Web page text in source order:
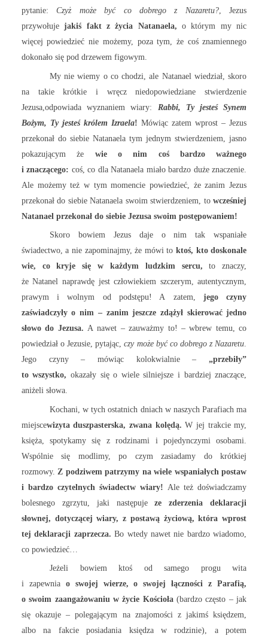
pytanie:Czyż może być co dobrego z Nazaretu?, Jezus
przywołujejakiś fakt z życia Natanaela, o którym my nic
więcej powiedzieć nie możemy, poza tym, że coś znamiennego
dokonało się pod drzewem figowym.
My nie wiemy o co chodzi, ale Natanael wiedział, skoro
na takie krótkie i wręcz niedopowiedziane stwierdzenie
Jezusa,odpowiada wyznaniem wiary: Rabbi, Ty jesteś Synem
Bożym, Ty jesteś królem Izraela! Mówiąc zatem wprost – Jezus
przekonał do siebie Natanaela tym jednym stwierdzeniem, jasno
pokazującym że wie o nim coś bardzo ważnego
i znaczącego: coś, co dla Natanaela miało bardzo duże znaczenie.
Ale możemy też w tym momencie powiedzieć, że zanim Jezus
przekonał do siebie Natanaela swoim stwierdzeniem, towcześniej
Natanael przekonał do siebie Jezusa swoim postępowaniem!
Skoro bowiem Jezus daje o nim tak wspaniałe
świadectwo, a nie zapominajmy, że mówi to ktoś, kto doskonale
wie, co kryje się w każdym ludzkim sercu, to znaczy,
że Natanel naprawdę jest człowiekiem szczerym, autentycznym,
prawym i wolnym od podstępu! A zatem, jego czyny
zaświadczyły o nim – zanim jeszcze zdążył skierować jedno
słowo do Jezusa. A nawet – zauważmy to! – wbrew temu, co
powiedział o Jezusie, pytając,czy może być co dobrego z Nazaretu.
Jego czyny – mówiąc kolokwialnie – „przebiły”
to wszystko, okazały się o wiele silniejsze i bardziej znaczące,
aniżeli słowa.
Kochani, w tych ostatnich dniach w naszych Parafiach ma
miejscewizyta duszpasterska, zwana kolędą. W jej trakcie my,
księża, spotykamy się z rodzinami i pojedynczymi osobami.
Wspólnie się modlimy, po czym zasiadamy do krótkiej
rozmowy. Z podziwem patrzymy na wiele wspaniałych postaw
i bardzo czytelnych świadectw wiary! Ale też doświadczamy
bolesnego zgrzytu, jaki następujeze zderzenia deklaracji
słownej, dotyczącej wiary, z postawą życiową, która wprost
tej deklaracji zaprzecza. Bo wtedy nawet nie bardzo wiadomo,
co powiedzieć…
Jeżeli bowiem ktoś od samego progu wita
i zapewnia o swojej wierze, o swojej łączności z Parafią,
o swoim zaangażowaniu w życie Kościoła(bardzo często – jak
się okazuje – polegającym na znajomości z jakimś księdzem,
albo na fakcie posiadania księdza w rodzinie), a potem